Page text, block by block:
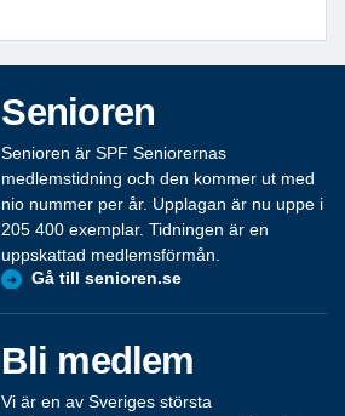
Senioren
Senioren är SPF Seniorernas
medlemstidning och den kommer ut med
nio nummer per år. Upplagan är nu uppe i
205 400 exemplar. Tidningen är en
uppskattad medlemsförmån.
Gå till senioren.se
Bli medlem
Vi är en av Sveriges största